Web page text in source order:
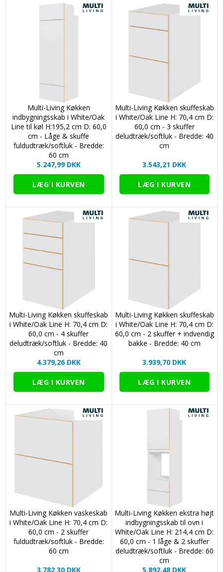
Multi-Living Køkken
indbygningsskab i White/Oak
Line til køl H:195,2 cm D: 60,0
cm - Låge & skuffe
fuldudtræk/softluk - Bredde:
60 cm
5.247,99 DKK
Multi-Living Køkken skuffeskab
i White/Oak Line H: 70,4 cm D:
60,0 cm - 3 skuffer
deludtræk/softluk - Bredde: 40
cm
3.543,21 DKK
Multi-Living Køkken skuffeskab
i White/Oak Line H: 70,4 cm D:
60,0 cm - 4 skuffer
deludtræk/softluk - Bredde: 40
cm
4.379,26 DKK
Multi-Living Køkken skuffeskab
i White/Oak Line H: 70,4 cm D:
60,0 cm - 2 skuffer + indvendig
bakke - Bredde: 40 cm
3.939,70 DKK
Multi-Living Køkken vaskeskab
i White/Oak Line H: 70,4 cm D:
60,0 cm - 2 skuffer
fuldudtræk/softluk - Bredde:
60 cm
3.782,30 DKK
Multi-Living Køkken ekstra højt
indbygningsskab til ovn i
White/Oak Line H: 214,4 cm D:
60,0 cm - 1 låge & 2 skuffer
deludtræk/softluk - Bredde: 60
cm
5.892,48 DKK